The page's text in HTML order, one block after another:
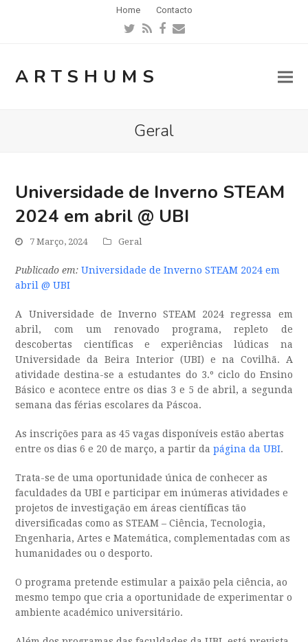
Home Contacto
Twitter
RSSFacebook
Email
ARTSHUMS
Geral
Universidade de Inverno STEAM
2024 em abril @ UBI
7 Março, 2024 Geral
Publicado em: Universidade de Inverno STEAM 2024 em
abril @ UBI
A Universidade de Inverno STEAM 2024 regressa em
abril, com um renovado programa, repleto de
descobertas científicas e experiências lúdicas na
Universidade da Beira Interior (UBI) e na Covilhã. A
atividade destina-se a estudantes do 3.º ciclo do Ensino
Básico e acontece entre os dias 3 e 5 de abril, a segunda
semana das férias escolares da Páscoa.
As inscrições para as 45 vagas disponíveis estão abertas
entre os dias 6 e 20 de março, a partir dapágina da UBI.
Trata-se de uma oportunidade única de conhecer as
faculdades da UBI e participar em inúmeras atividades e
projetos de investigação em áreas científicas tão
diversificadas como as STEAM – Ciência, Tecnologia,
Engenharia, Artes e Matemática, complementadas com as
humanidades ou o desporto.
O programa pretende estimular a paixão pela ciência, ao
mesmo tempo que cria a oportunidade de experimentar o
ambiente académico universitário.